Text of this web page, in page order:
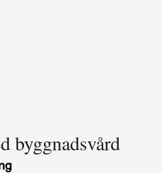
byggnadsvård